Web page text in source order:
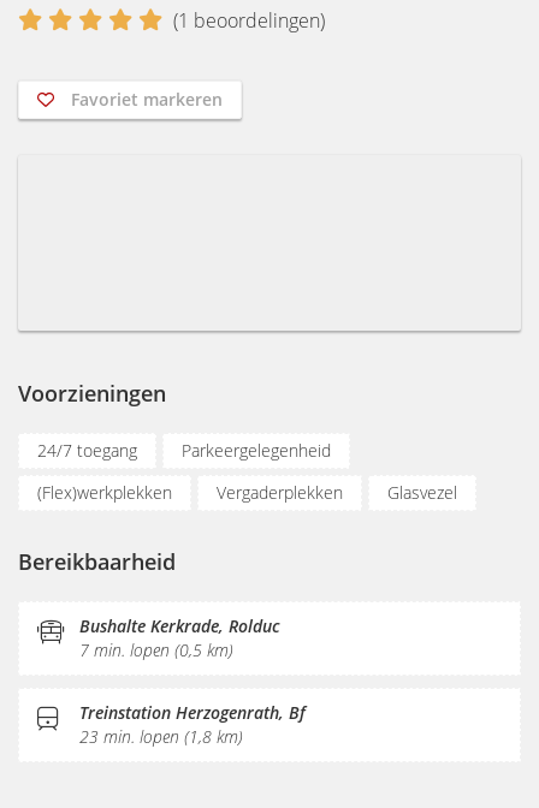
5 (1 beoordelingen)
Favoriet markeren
Voorzieningen
24/7 toegang
Parkeergelegenheid
(Flex)werkplekken
Vergaderplekken
Glasvezel
Receptie
Bereikbaarheid
Bushalte Kerkrade, Rolduc
7 min. lopen (0,5 km)
Treinstation Herzogenrath, Bf
23 min. lopen (1,8 km)